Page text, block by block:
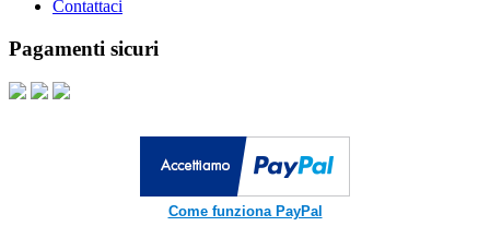
Contattaci
Pagamenti sicuri
Come funziona PayPal